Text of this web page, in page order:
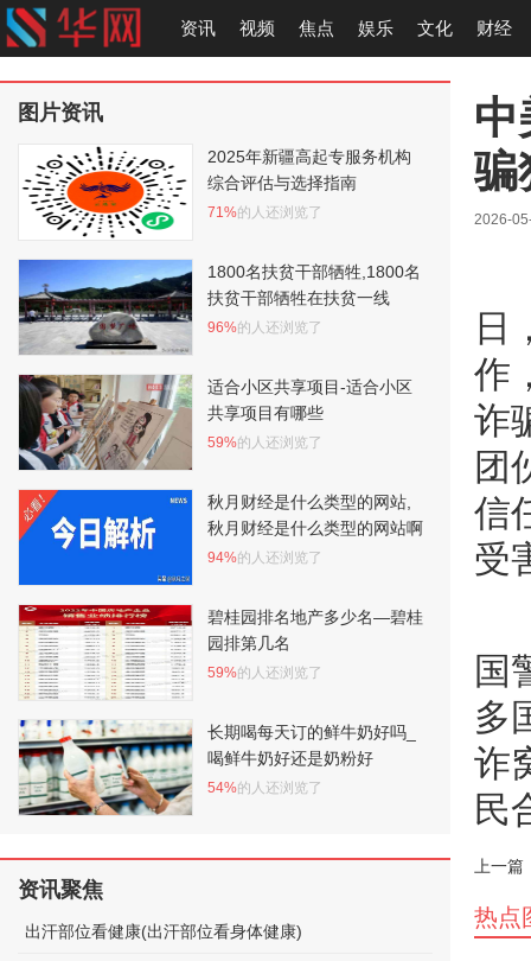
资讯 视频 焦点 娱乐 文化 财经
中
骗
2026-
日
作
诈
团
信
受
国
多
诈
民
上一篇
图片资讯
2025年新疆高起专服务机构
综合评估与选择指南
71%的人还浏览了
1800名扶贫干部牺牲,1800名
扶贫干部牺牲在扶贫一线
96%的人还浏览了
适合小区共享项目-适合小区
共享项目有哪些
59%的人还浏览了
秋月财经是什么类型的网站,
秋月财经是什么类型的网站啊
94%的人还浏览了
碧桂园排名地产多少名—碧桂
园排第几名
59%的人还浏览了
长期喝每天订的鲜牛奶好吗_
喝鲜牛奶好还是奶粉好
54%的人还浏览了
资讯聚焦
出汗部位看健康(出汗部位看身体健康)
热点